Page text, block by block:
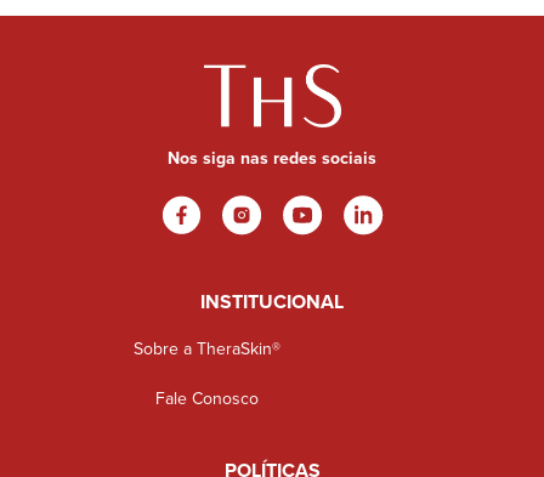
Nos siga nas redes sociais
INSTITUCIONAL
Sobre a TheraSkin®
Fale Conosco
POLÍTICAS